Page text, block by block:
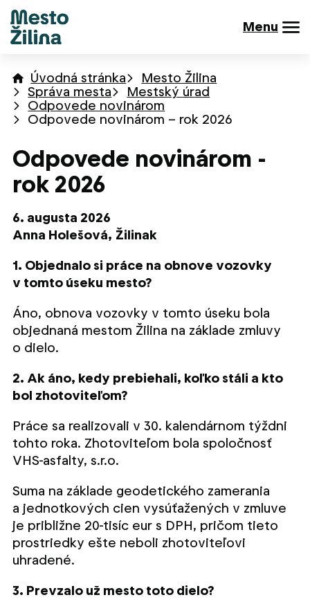
Menu
Úvodná stránka
Mesto Žilina
Správa mesta
Mestský úrad
Odpovede novinárom
Odpovede novinárom – rok 2026
Odpovede novinárom -
rok 2026
6. augusta 2026
Anna Holešová, Žilinak
1. Objednalo si práce na obnove vozovky
v tomto úseku mesto?
Áno, obnova vozovky v tomto úseku bola
objednaná mestom Žilina na základe zmluvy
o dielo.
2. Ak áno, kedy prebiehali, koľko stáli a kto
bol zhotoviteľom?
Práce sa realizovali v 30. kalendárnom týždni
tohto roka. Zhotoviteľom bola spoločnosť
VHS-asfalty, s.r.o.
Suma na základe geodetického zamerania
a jednotkových cien vysúťažených v zmluve
je približne 20-tisíc eur s DPH, pričom tieto
prostriedky ešte neboli zhotoviteľovi
uhradené.
3. Prevzalo už mesto toto dielo?